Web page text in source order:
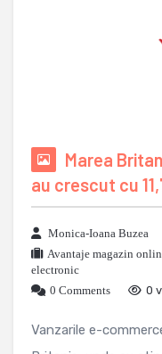
Marea
au crescut cu
Monica-Ioana Buzea
Avantaje magazin
electronic
0 Comments
0
Vanzarile e-